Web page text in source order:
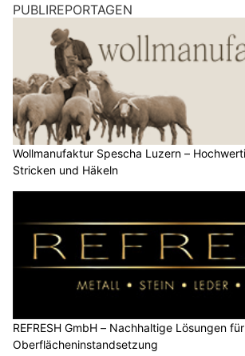
PUBLIREPORTAGEN
Wollmanufaktur Spescha Luzern –
Stricken und Häkeln
REFRESH GmbH – Nachhaltige Lösungen für
Oberflächeninstandsetzung